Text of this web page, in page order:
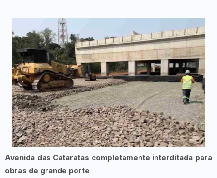
Avenida das Cataratas completamente interditada para
obras de grande porte